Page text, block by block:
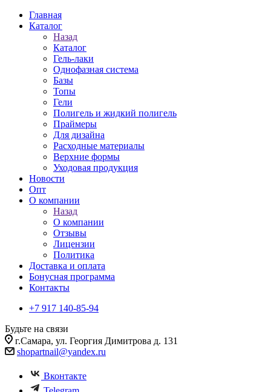
Главная
Каталог
Назад
Каталог
Гель-лаки
Однофазная система
Базы
Топы
Гели
Полигель и жидкий полигель
Праймеры
Для дизайна
Расходные материалы
Верхние формы
Уходовая продукция
Новости
Опт
О компании
Назад
О компании
Отзывы
Лицензии
Политика
Доставка и оплата
Бонусная программа
Контакты
+7 917 140-85-94
Будьте на связи
г.Самара, ул. Георгия Димитрова д. 131
shopartnail@yandex.ru
Вконтакте